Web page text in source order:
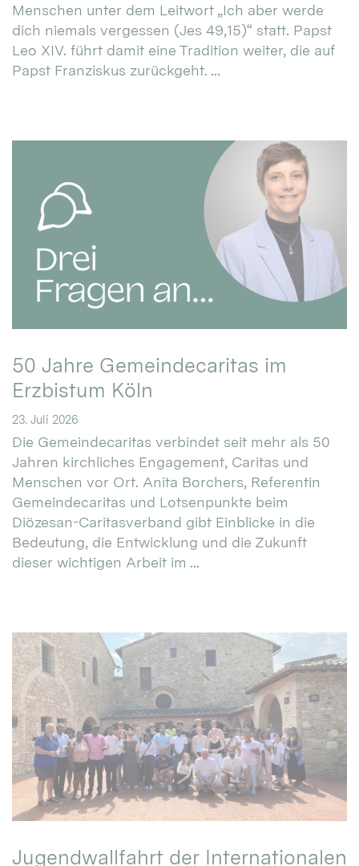
Menschen unter dem Leitwort „Ich aber werde
dich niemals vergessen (Jes 49,15)“ statt. Papst
Leo XIV. führt damit eine Tradition weiter, die auf
Papst Franziskus zurückgeht. ...
50 Jahre Gemeindecaritas im
Erzbistum Köln
23. Juli 2026
Die Gemeindecaritas verbindet seit mehr als 50
Jahren kirchliches Engagement, Caritas und
Menschen vor Ort. Anita Borchers, Referentin
Gemeindecaritas und Lotsenpunkte beim
Diözesan-Caritasverband gibt Einblicke in die
Bedeutung, die Entwicklung und die Zukunft
dieser wichtigen Arbeit im ...
Jugendwallfahrt der Internationalen